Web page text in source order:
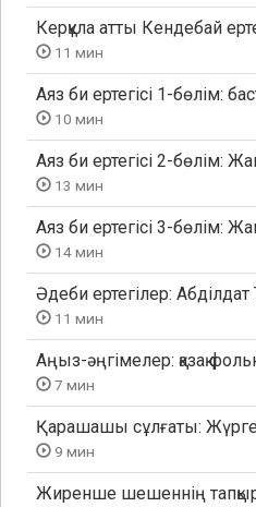
Керқұла атты Кендебай
11 мин
Аяз би ертегісі 1-бөлім:
10 мин
Аяз би ертегісі 2-бөлім:
13 мин
Аяз би ертегісі 3-бөлім:
14 мин
Әдеби ертегілер:
11 мин
Аңыз-әңгімелер: қазақ
7 мин
Қарашашы сұлғаты:
9 мин
Жиренше шешеннің